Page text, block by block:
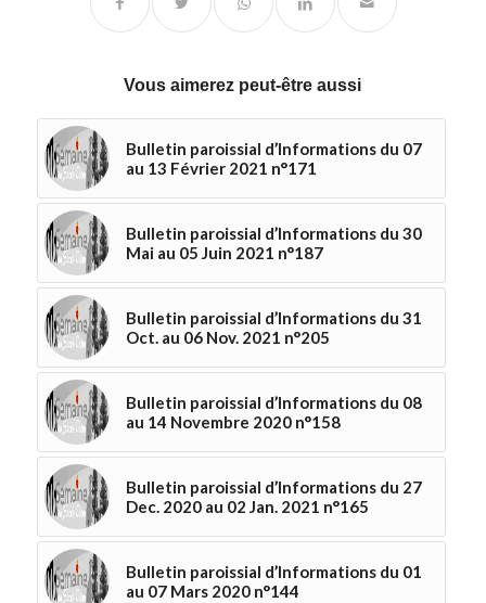
Vous aimerez peut-être aussi
Bulletin paroissial d’Informations du 07
au 13 Février 2021 n°171
Bulletin paroissial d’Informations du 30
Mai au 05 Juin 2021 n°187
Bulletin paroissial d’Informations du 31
Oct. au 06 Nov. 2021 n°205
Bulletin paroissial d’Informations du 08
au 14 Novembre 2020 n°158
Bulletin paroissial d’Informations du 27
Dec. 2020 au 02 Jan. 2021 n°165
Bulletin paroissial d’Informations du 01
au 07 Mars 2020 n°144